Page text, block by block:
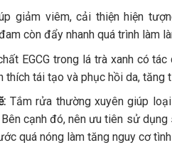
giảm viêm, cải thiện hiện
còn đẩy nhanh quá trình làm
EGCG trong lá trà xanh có
thích tái tạo và phục hồi da, tăng
Tắm rửa thường xuyên giúp
cạnh đó, nên ưu tiên sử
quá nóng làm tăng nguy cơ